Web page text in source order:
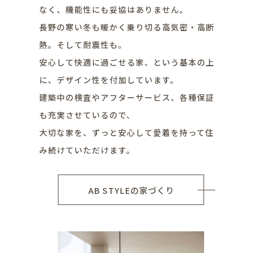
なく、機能性にも妥協はありません。
長野の寒い冬も暖かく乗り切る高気密・高断
熱。そして耐震性も。
安心して快適に過ごせる家、という基本の上
に、デザイン性を付加しています。
建築中の検査やアフターサービス、各種保証
も充実させているので、
大切な家を、ずっと安心して愛着を持って住
み続けていただけます。
AB STYLEの家づくり